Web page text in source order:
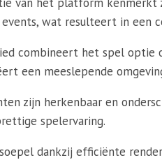
wat resulteert in een
combineert het spel
een meeslepende
zijn herkenbaar en
spelervaring.
dankzij efficiënte